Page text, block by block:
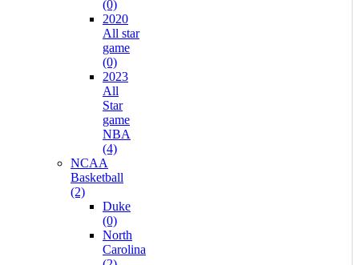
(0)
2020
All star
game
(0)
2023
All
Star
game
NBA
(4)
NCAA
Basketball
(2)
Duke
(0)
North
Carolina